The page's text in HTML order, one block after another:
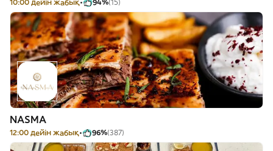
10:00 дейін жабық 94%(15)
NASMA
12:00 дейін жабық 96%(387)